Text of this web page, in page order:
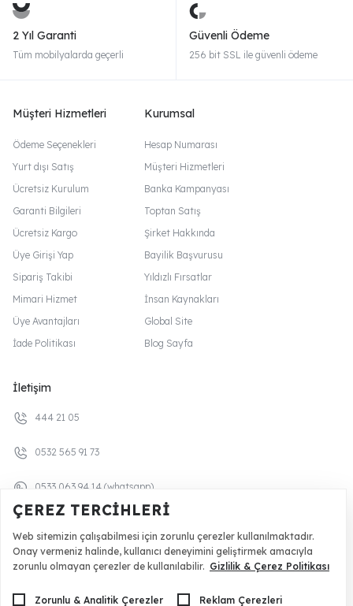
2 Yıl Garanti
Tüm mobilyalarda geçerli
Güvenli Ödeme
256 bit SSL ile güvenli ödeme
Müşteri Hizmetleri
Ödeme Seçenekleri
Yurt dışı Satış
Ücretsiz Kurulum
Garanti Bilgileri
Ücretsiz Kargo
Üye Girişi Yap
Sipariş Takibi
Mimari Hizmet
Üye Avantajları
İade Politikası
Kurumsal
Hesap Numarası
Müşteri Hizmetleri
Banka Kampanyası
Toptan Satış
Şirket Hakkında
Bayilik Başvurusu
Yıldızlı Fırsatlar
İnsan Kaynakları
Global Site
Blog Sayfa
İletişim
444 21 05
0532 565 91 73
0533 063 94 14 (whatsapp)
0532 359 34 64 (mimari hizmet)
ÇEREZ TERCIHLERI
Web sitemizin çalışabilmesi için zorunlu çerezler kullanılmaktadır.
Onay vermeniz halinde, kullanıcı deneyimini geliştirmek amacıyla
zorunlu olmayan çerezler de kullanılabilir. Gizlilik & Çerez Politikası
Zorunlu & Analitik Çerezler Reklam Çerezleri